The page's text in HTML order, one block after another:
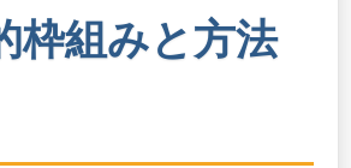
枠組みと方法